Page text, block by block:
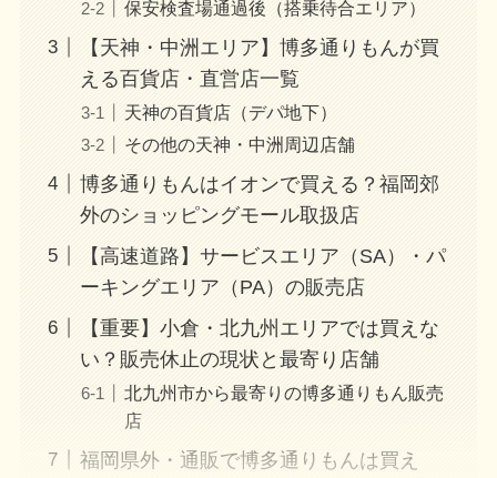
保安検査場通過後（搭乗待合エリア）
【天神・中洲エリア】博多通りもんが買
える百貨店・直営店一覧
天神の百貨店（デパ地下）
その他の天神・中洲周辺店舗
博多通りもんはイオンで買える？福岡郊
外のショッピングモール取扱店
【高速道路】サービスエリア（SA）・パ
ーキングエリア（PA）の販売店
【重要】小倉・北九州エリアでは買えな
い？販売休止の現状と最寄り店舗
北九州市から最寄りの博多通りもん販売
店
福岡県外・通販で博多通りもんは買え